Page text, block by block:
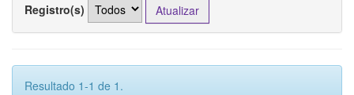
Registro(s)
Resultado 1-1 de 1.